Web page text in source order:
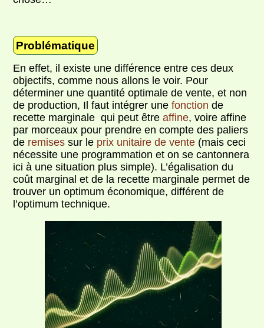
Problématique
En effet, il existe une différence entre ces deux
objectifs, comme nous allons le voir. Pour
déterminer une quantité optimale de vente, et non
de production, Il faut intégrer unefonction de
recette marginale qui peut êtreaffine, voire affine
par morceaux pour prendre en compte des paliers
de remises sur le prix unitaire de vente (mais ceci
nécessite une programmation et on se cantonnera
ici à une situation plus simple). L’égalisation du
coût marginal et de la recette marginale permet de
trouver un optimum économique, différent de
l’optimum technique.